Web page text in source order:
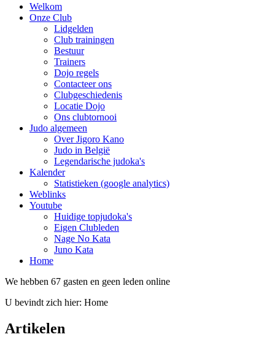
Welkom
Onze Club
Lidgelden
Club trainingen
Bestuur
Trainers
Dojo regels
Contacteer ons
Clubgeschiedenis
Locatie Dojo
Ons clubtornooi
Judo algemeen
Over Jigoro Kano
Judo in België
Legendarische judoka's
Kalender
Statistieken (google analytics)
Weblinks
Youtube
Huidige topjudoka's
Eigen Clubleden
Nage No Kata
Juno Kata
Home
We hebben 67 gasten en geen leden online
U bevindt zich hier: Home
Artikelen